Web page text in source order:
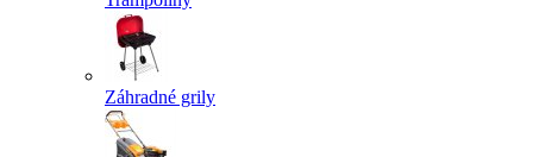
Záhradné grily